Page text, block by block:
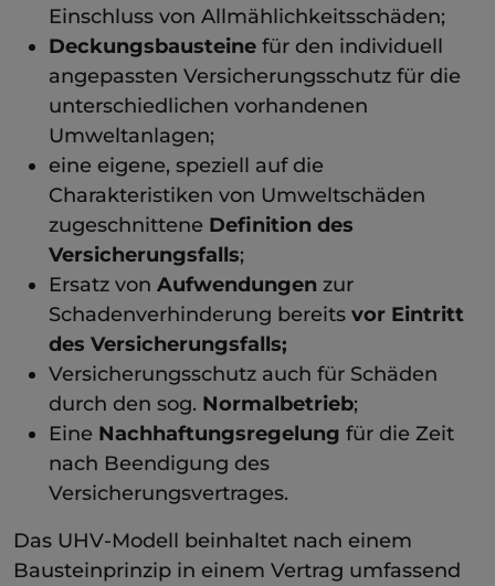
Einschluss von Allmählichkeitsschäden;
Deckungsbausteine für den individuell
angepassten Versicherungsschutz für die
unterschiedlichen vorhandenen
Umweltanlagen;
eine eigene, speziell auf die
Charakteristiken von Umweltschäden
zugeschnittene Definition des
Versicherungsfalls;
Ersatz von Aufwendungen zur
Schadenverhinderung bereits vor Eintritt
des Versicherungsfalls;
Versicherungsschutz auch für Schäden
durch den sog. Normalbetrieb;
Eine Nachhaftungsregelung für die Zeit
nach Beendigung des
Versicherungsvertrages.
Das UHV-Modell beinhaltet nach einem
Bausteinprinzip in einem Vertrag umfassend